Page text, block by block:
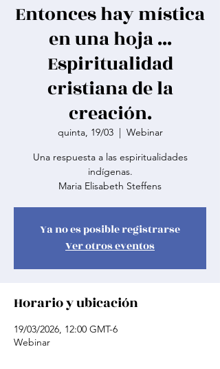
Entonces hay mística
en una hoja ...
Espiritualidad
cristiana de la
creación.
quinta, 19/03
  |
Webinar
Una respuesta a las espiritualidades
indígenas.
Ya no es posible registrarse
Ver otros eventos
Horario y ubicación
19/03/2026, 12:00 GMT-6
Webinar